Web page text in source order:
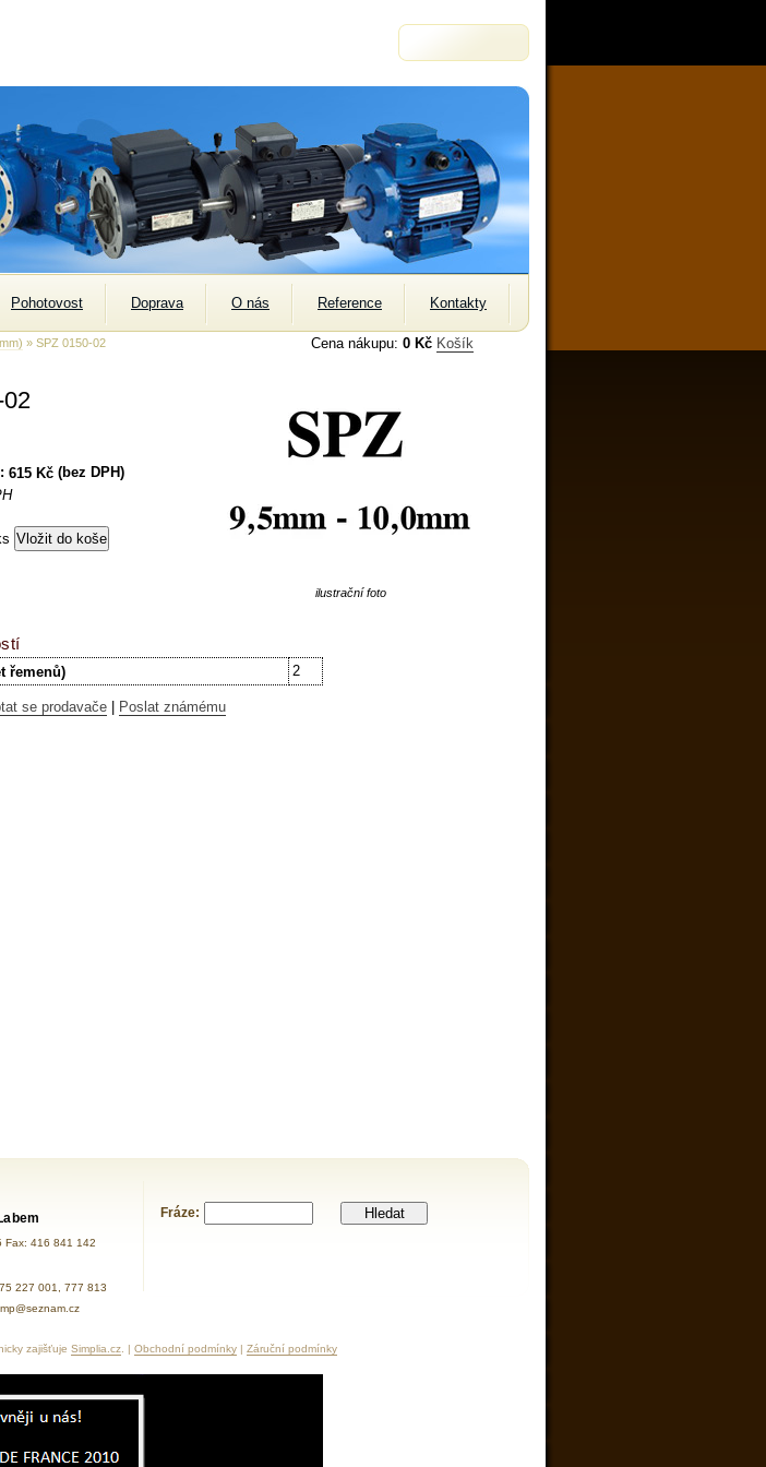
Pohotovost Doprava O nás Reference Kontakty
Cena nákupu: 0 Kč Košík
» SPZ 0150-02
615 Kč (bez DPH)
ilustrační foto
řemenů) 2
se prodavače Poslat známému
Fax: 416 841 142
227 001, 777 813
Fráze: Hledat
zajišťuje Simplia.cz . | Obchodní podmínky | Záruční podmínky